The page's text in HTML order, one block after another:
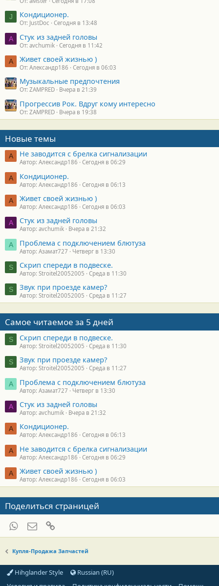
J Кондиционер.
От: JustDoc Сегодня в 13:48
A Стук из задней головы
От: avchumik Сегодня в 11:42
А Живет своей жизнью )
От: Александр186 Сегодня в 06:03
Музыкальные предпочтения
От: ZAMPRED Вчера в 21:39
Прогрессив Рок. Вдруг кому интересно
От: ZAMPRED Вчера в 19:38
Новые темы
А Не заводится с брелка сигнализации
Автор: Александр186 Сегодня в 06:29
А Кондиционер.
Автор: Александр186 Сегодня в 06:13
А Живет своей жизнью )
Автор: Александр186 Сегодня в 06:03
A Стук из задней головы
Автор: avchumik Вчера в 21:32
А Проблема с подключением блютуза
Автор: Азамат727 Четверг в 13:30
S Скрип спереди в подвеске.
Автор: Stroitel20052005 Среда в 11:30
S Звук при проезде камер?
Автор: Stroitel20052005 Среда в 11:27
Самое читаемое за 5 дней
S Скрип спереди в подвеске.
Автор: Stroitel20052005 Среда в 11:30
S Звук при проезде камер?
Автор: Stroitel20052005 Среда в 11:27
А Проблема с подключением блютуза
Автор: Азамат727 Четверг в 13:30
A Стук из задней головы
Автор: avchumik Вчера в 21:32
А Кондиционер.
Автор: Александр186 Сегодня в 06:13
А Не заводится с брелка сигнализации
Автор: Александр186 Сегодня в 06:29
А Живет своей жизнью )
Автор: Александр186 Сегодня в 06:03
Поделиться страницей
WhatsAppЭлектронная почта
Купля-Продажа Запчастей
Hihglander Style
Russian (RU)